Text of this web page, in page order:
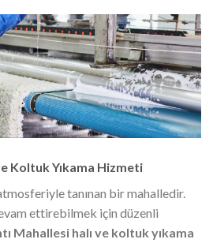
Koltuk Yıkama Hizmeti
tanınan bir mahalledir.
ettirebilmek için düzenli
Mahallesi halı ve koltuk yıkama